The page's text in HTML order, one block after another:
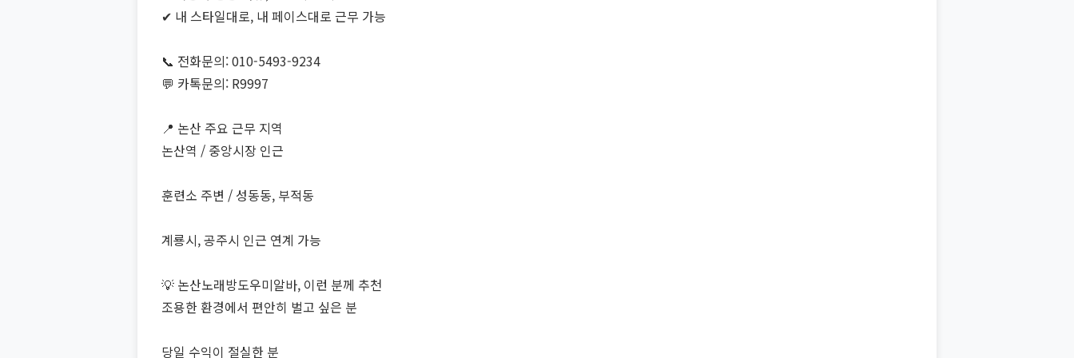
✔ 내 스타일대로, 내 페이스대로 근무 가능
📞 전화문의: 010-5493-9234
💬 카톡문의: R9997
📍 논산 주요 근무 지역
논산역 / 중앙시장 인근
훈련소 주변 / 성동동, 부적동
계룡시, 공주시 인근 연계 가능
💡 논산노래방도우미알바, 이런 분께 추천
조용한 환경에서 편안히 벌고 싶은 분
당일 수익이 절실한 분